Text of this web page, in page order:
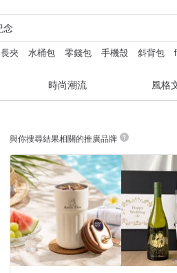
長夾 水桶包 零錢包 手機殼 斜背包
時尚潮流 風格
與你搜尋結果相關的推廣品牌